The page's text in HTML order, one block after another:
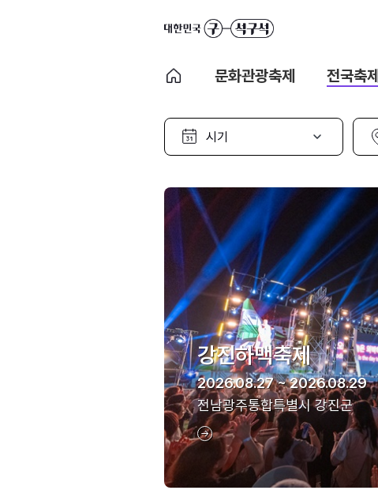
문화관광축제 전국축제
시
선
지
선
강진하맥축제
2026.08.27 ~ 2026.08.29
전남광주통합특별시 강진군